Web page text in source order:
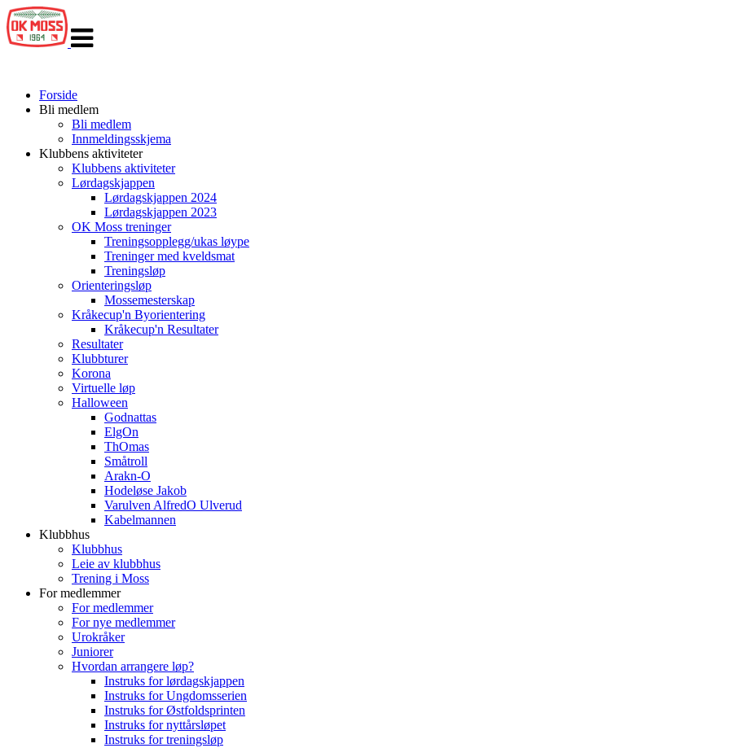
navigasjon
Forside
Bli medlem
Bli medlem
Innmeldingsskjema
Klubbens aktiviteter
Klubbens aktiviteter
Lørdagskjappen
Lørdagskjappen 2024
Lørdagskjappen 2023
OK Moss treninger
Treningsopplegg/ukas løype
Treninger med kveldsmat
Treningsløp
Orienteringsløp
Mossemesterskap
Kråkecup'n Byorientering
Kråkecup'n Resultater
Resultater
Klubbturer
Korona
Virtuelle løp
Halloween
Godnattas
ElgOn
ThOmas
Småtroll
Arakn-O
Hodeløse Jakob
Varulven AlfredO Ulverud
Kabelmannen
Klubbhus
Klubbhus
Leie av klubbhus
Trening i Moss
For medlemmer
For medlemmer
For nye medlemmer
Urokråker
Juniorer
Hvordan arrangere løp?
Instruks for lørdagskjappen
Instruks for Ungdomsserien
Instruks for Østfoldsprinten
Instruks for nyttårsløpet
Instruks for treningsløp